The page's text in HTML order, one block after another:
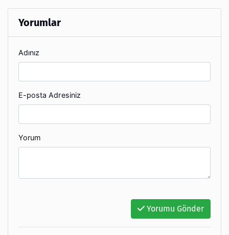
Yorumlar
Adınız
E-posta Adresiniz
Yorum
Yorumu Gönder